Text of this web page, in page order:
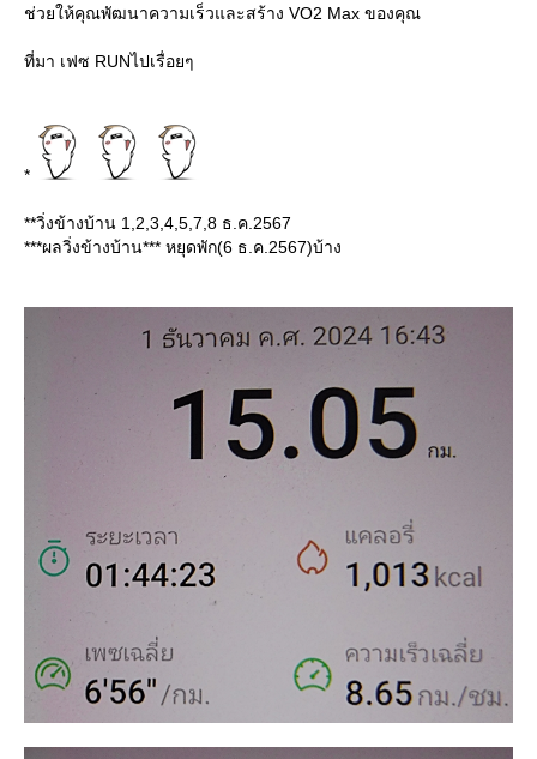
ช่วยให้คุณพัฒนาความเร็วและสร้าง VO2 Max ของคุณ
ที่มา เฟซ RUNไปเรื่อยๆ
*
**วิ่งข้างบ้าน 1,2,3,4,5,7,8 ธ.ค.2567
***ผลวิ่งข้างบ้าน*** หยุดพัก(6 ธ.ค.2567)บ้าง